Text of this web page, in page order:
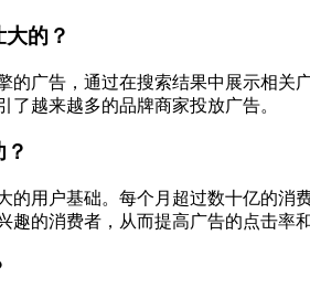
的？
的广告，通过在搜索结果中展示相
越来越多的品牌商家投放广告。
的用户基础。每个月超过数十亿的
的消费者，从而提高广告的点击率和